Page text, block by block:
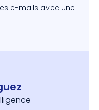
e-mails avec une